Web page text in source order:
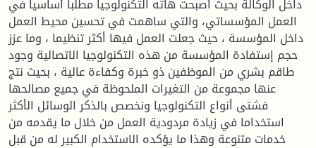
داخل الوكالة بحيث أصبحت هاته التكنولوجيا مطلبا أساسيا في
العمل المؤسساتي، والتي ساهمت في تحسين محيط العمل
داخل المؤسسة ، حيث جعلت العمل فيها أكثر تنظيما ، وما عزز
حجم إستفادة المؤسسة من هذه التكنولوجيا الاتصالية وجود
طاقم بشري من الموظفين ذو خبرة وكفاءة عالية ، بحيث نتج
عنها مجموعة من التغيرات الملحوظة في جميع مصالحها
فشتى أنواع التكنولوجيا ونخصص بالذكر الوسائل الأكثر
استخداما في زيادة مردودية العمل من خلال ما يقدمه من
خدمات متنوعة وهذا ما يؤكده الاستخدام الكبير له من قبل